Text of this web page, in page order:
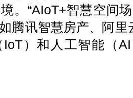
。“AIoT+智慧空间
腾讯智慧房产、阿
IoT）和人工智能（